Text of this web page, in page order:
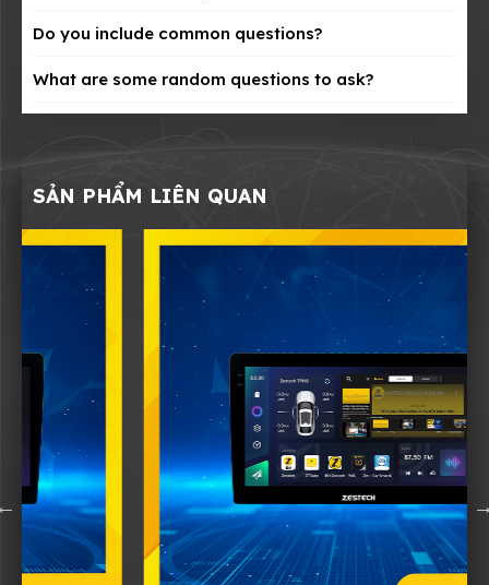
Do you include common questions?
What are some random questions to ask?
SẢN PHẨM LIÊN QUAN